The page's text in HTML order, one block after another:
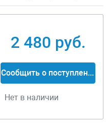
2 480 руб.
Сообщить о поступлении
Нет в наличии